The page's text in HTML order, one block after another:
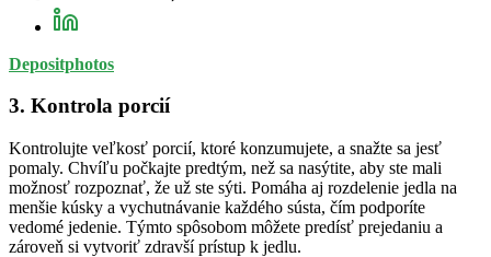
Depositphotos
3. Kontrola porcií
Kontrolujte veľkosť porcií, ktoré konzumujete, a snažte sa jesť
pomaly. Chvíľu počkajte predtým, než sa nasýtite, aby ste mali
možnosť rozpoznať, že už ste sýti. Pomáha aj rozdelenie jedla na
menšie kúsky a vychutnávanie každého sústa, čím podporíte
vedomé jedenie. Týmto spôsobom môžete predísť prejedaniu a
zároveň si vytvoriť zdravší prístup k jedlu.